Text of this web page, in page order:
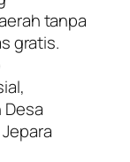
tanpa
gratis.
Desa